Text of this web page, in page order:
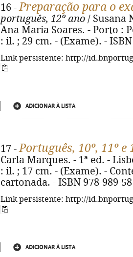
16 -Preparação para o
português, 12º ano / Susana
Ana Maria Soares. - Porto :
: il. ; 29 cm. - (Exame). -
Link persistente: http://
ADICIONAR À LISTA
17 -Português, 10º, 11º e
Carla Marques. - 1ª ed. -
: il. ; 17 cm. - (Exame). -
cartonada. - ISBN 978-989-
Link persistente: http://
ADICIONAR À LISTA